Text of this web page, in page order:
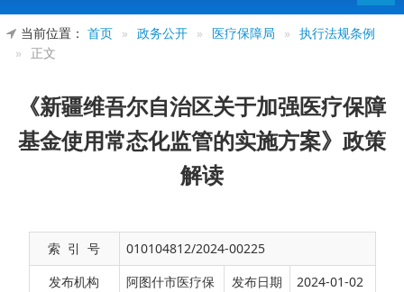
当前位置： 首页 » 政务公开 » 医疗保障局 » 执行法规条例
»
正文
《新疆维吾尔自治区关于加强医疗保障
基金使用常态化监管的实施方案》政策
解读
索 引 号
010104812/2024-00225
发布机构
阿图什市医疗保
发布日期
2024-01-02